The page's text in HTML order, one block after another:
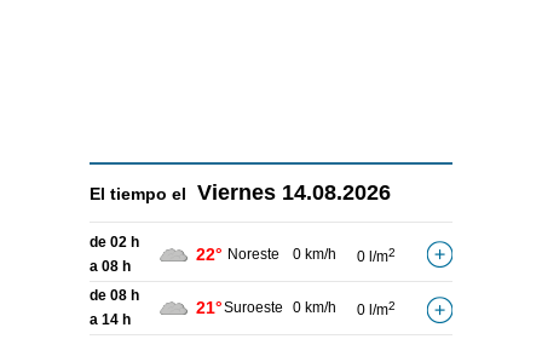
El tiempo el Viernes 14.08.2026
de 02 h
a 08 h
22° Noreste 0 km/h 0 l/m2
de 08 h
a 14 h
21°Suroeste 0 km/h 0 l/m2